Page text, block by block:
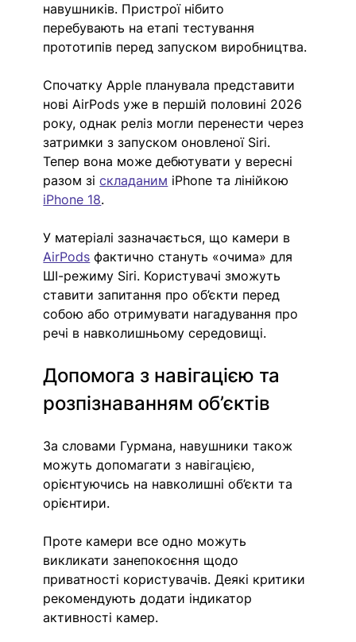
навушників. Пристрої нібито
перебувають на етапі тестування
прототипів перед запуском виробництва.
Спочатку Apple планувала представити
нові AirPods уже в першій половині 2026
року, однак реліз могли перенести через
затримки з запуском оновленої Siri.
Тепер вона може дебютувати у вересні
разом зі складаним iPhone та лінійкою
iPhone 18.
У матеріалі зазначається, що камери в
AirPods фактично стануть «очима» для
ШІ-режиму Siri. Користувачі зможуть
ставити запитання про об’єкти перед
собою або отримувати нагадування про
речі в навколишньому середовищі.
Допомога з навігацією та
розпізнаванням об’єктів
За словами Гурмана, навушники також
можуть допомагати з навігацією,
орієнтуючись на навколишні об’єкти та
орієнтири.
Проте камери все одно можуть
викликати занепокоєння щодо
приватності користувачів. Деякі критики
рекомендують додати індикатор
активності камер.